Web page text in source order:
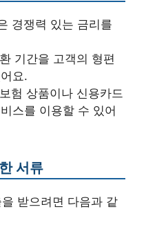
경쟁력 있는 금리를
기간을 고객의 형편
요.
험 상품이나 신용카드
스를 이용할 수 있어
서류
받으려면 다음과 같